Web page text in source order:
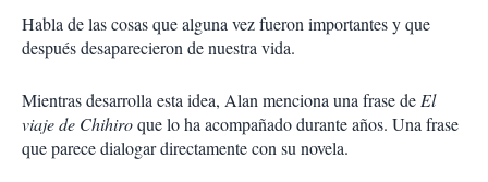
Habla de las cosas que alguna vez fueron importantes y que
después desaparecieron de nuestra vida.
Mientras desarrolla esta idea, Alan menciona una frase deEl
viaje de Chihiroque lo ha acompañado durante años. Una frase
que parece dialogar directamente con su novela.